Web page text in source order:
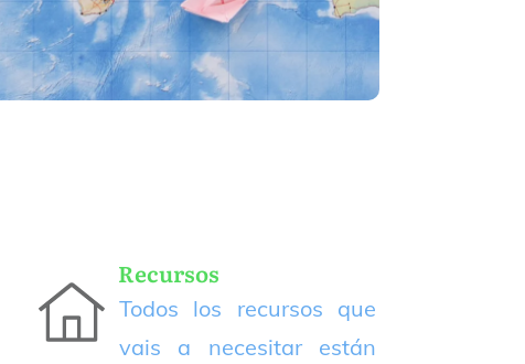
Recursos
Todos los recursos que
vais a necesitar están